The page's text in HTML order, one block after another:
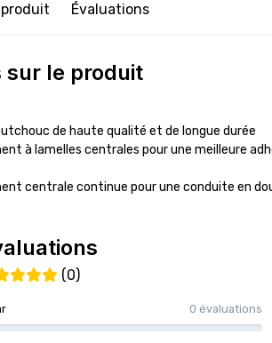
Évaluations
le produit
de haute qualité et de longue durée
à lamelles centrales pour une meilleure
centrale continue pour une conduite en
(0)
0 évaluations